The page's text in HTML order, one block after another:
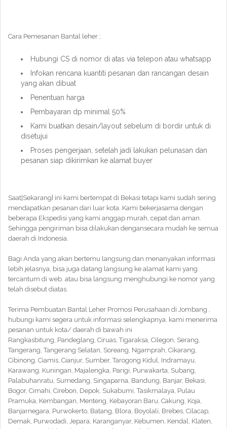
Cara Pemesanan Bantal leher ;
Hubungi CS di nomor di atas via telepon atau whatsapp
Infokan rencana kuantiti pesanan dan rancangan desain
yang akan dibuat
Penentuan harga
Pembayaran dp minimal 50%
Kami buatkan desain/layout sebelum di bordir untuk di
disetujui
Proses pengerjaan, setelah jadi lakukan pelunasan dan
pesanan siap dikirimkan ke alamat buyer
Saat|Sekarang} ini kami bertempat di Bekasi tetapi kami sudah sering
mendapatkan pesanan dari luar kota. Kami bekerjasama dengan
beberapa Ekspedisi yang kami anggap murah, cepat dan aman.
Sehingga pengiriman bisa dilakukan dengansecara mudah ke semua
daerah di Indonesia.
Bagi Anda yang akan bertemu langsung dan menanyakan informasi
lebih jelasnya, bisa juga datang langsung ke alamat kami yang
tercantum di web. atau bisa langsung menghubungi ke nomor yang
telah disebut diatas.
Terima Pembuatan Bantal Leher Promosi Perusahaan di Jombang ,
hubungi kami segera untuk informasi selengkapnya. kami menerima
pesanan untuk kota/ daerah di bawah ini
Rangkasbitung, Pandeglang, Ciruas, Tigaraksa, Cilegon, Serang,
Tangerang, Tangerang Selatan, Soreang, Ngamprah, Cikarang,
Cibinong, Ciamis, Cianjur, Sumber, Tarogong Kidul, Indramayu,
Karawang, Kuningan, Majalengka, Parigi, Purwakarta, Subang,
Palabuhanratu, Sumedang, Singaparna, Bandung, Banjar, Bekasi,
Bogor, Cimahi, Cirebon, Depok, Sukabumi, Tasikmalaya, Pulau
Pramuka, Kembangan, Menteng, Kebayoran Baru, Cakung, Koja,
Banjarnegara, Purwokerto, Batang, Blora, Boyolali, Brebes, Cilacap,
Demak, Purwodadi, Jepara, Karanganyar, Kebumen, Kendal, Klaten,